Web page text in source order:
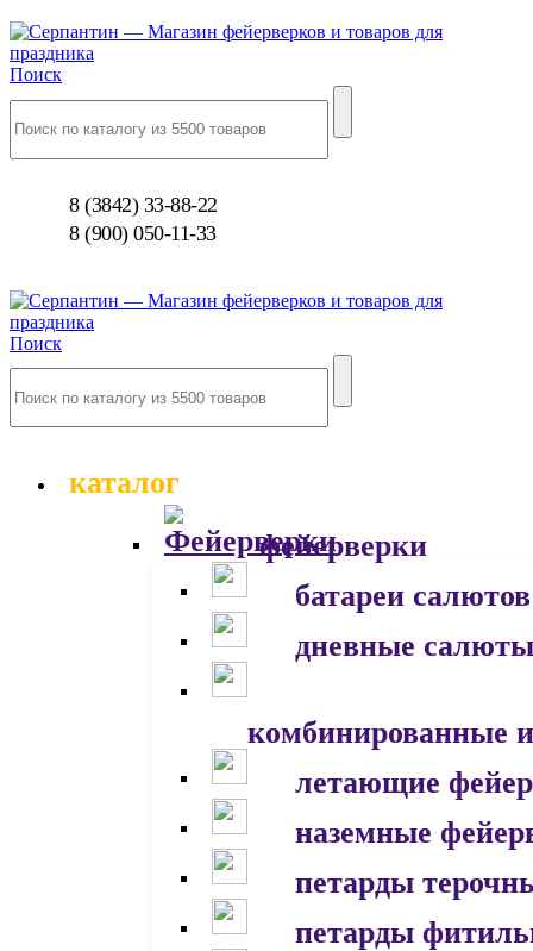
Поиск
8 (3842) 33-88-22
8 (900) 050-11-33
Поиск
каталог
фейерверки
батареи салютов
дневные салюты
комбинированные
летающие
наземные
петарды
петарды